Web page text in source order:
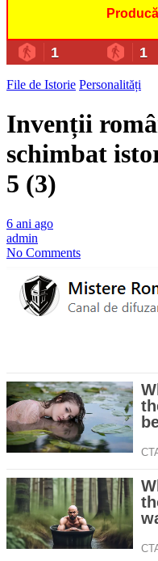
1 1
File de Istorie Personalități
Invenții
schimbat
5 (3)
6 ani ago
admin
No Comments